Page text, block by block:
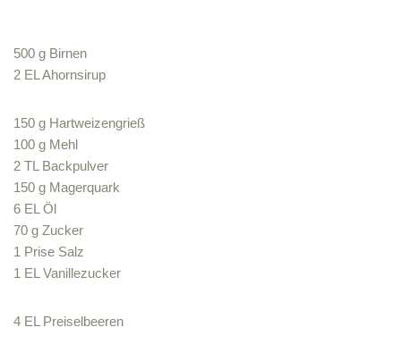
500 g Birnen
2 EL Ahornsirup
150 g Hartweizengrieß
100 g Mehl
2 TL Backpulver
150 g Magerquark
6 EL Öl
70 g Zucker
1 Prise Salz
1 EL Vanillezucker
4 EL Preiselbeeren